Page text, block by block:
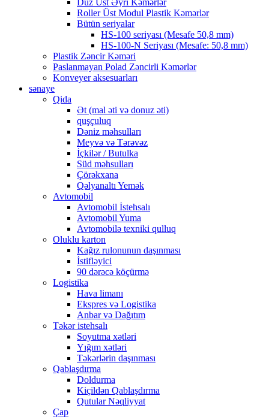
Düz Üst Əyri Kəmərlər
Roller Üst Modul Plastik Kəmərlər
Bütün seriyalar
HS-100 seriyası (Mesafe 50,8 mm)
HS-100-N Seriyası (Mesafe: 50,8 mm)
Plastik Zəncir Kəməri
Paslanmayan Polad Zəncirli Kəmərlər
Konveyer aksesuarları
sənaye
Qida
Ət (mal əti və donuz əti)
quşçuluq
Dəniz məhsulları
Meyvə və Tərəvəz
İçkilər / Butulka
Süd məhsulları
Çörəkxana
Qəlyanaltı Yemək
Avtomobil
Avtomobil İstehsalı
Avtomobil Yuma
Avtomobilə texniki qulluq
Oluklu karton
Kağız rulonunun daşınması
İstifləyici
90 dərəcə köçürmə
Logistika
Hava limanı
Ekspres və Logistika
Anbar və Dağıtım
Təkər istehsalı
Soyutma xətləri
Yığım xətləri
Təkərlərin daşınması
Qablaşdırma
Doldurma
Kiçildən Qablaşdırma
Qutular Nəqliyyat
Çap